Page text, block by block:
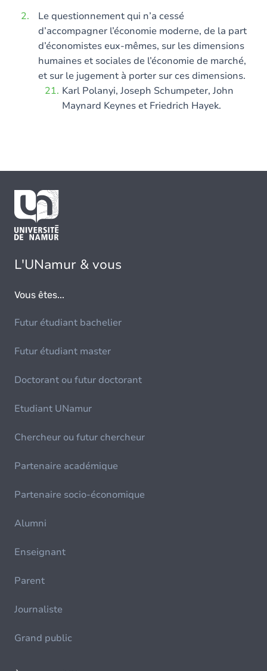
Le questionnement qui n’a cessé
d’accompagner l’économie moderne, de la part
d’économistes eux-mêmes, sur les dimensions
humaines et sociales de l’économie de marché,
et sur le jugement à porter sur ces dimensions.
Karl Polanyi, Joseph Schumpeter, John
Maynard Keynes et Friedrich Hayek.
L'UNamur & vous
Vous êtes...
Futur étudiant bachelier
Futur étudiant master
Doctorant ou futur doctorant
Etudiant UNamur
Chercheur ou futur chercheur
Partenaire académique
Partenaire socio-économique
Alumni
Enseignant
Parent
Journaliste
Grand public